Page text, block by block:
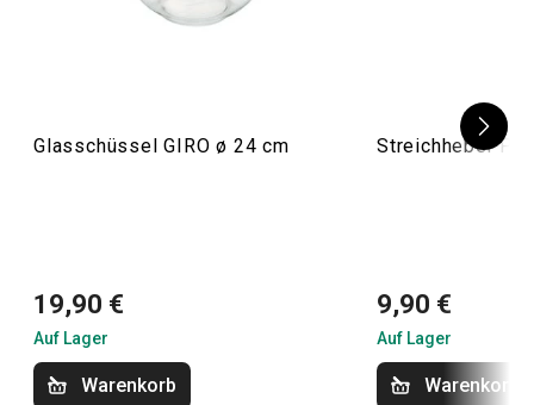
Glasschüssel GIRO ø 24 cm
19,90 €
Auf Lager
Warenkorb
Streichheber
9,90 €
Auf Lager
Warenkorb